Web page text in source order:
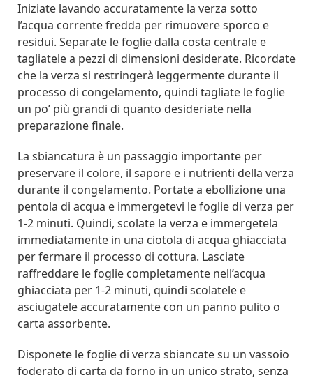
Iniziate lavando accuratamente la verza sotto
l’acqua corrente fredda per rimuovere sporco e
residui. Separate le foglie dalla costa centrale e
tagliatele a pezzi di dimensioni desiderate. Ricordate
che la verza si restringerà leggermente durante il
processo di congelamento, quindi tagliate le foglie
un po’ più grandi di quanto desideriate nella
preparazione finale.
La sbiancatura è un passaggio importante per
preservare il colore, il sapore e i nutrienti della verza
durante il congelamento. Portate a ebollizione una
pentola di acqua e immergetevi le foglie di verza per
1-2 minuti. Quindi, scolate la verza e immergetela
immediatamente in una ciotola di acqua ghiacciata
per fermare il processo di cottura. Lasciate
raffreddare le foglie completamente nell’acqua
ghiacciata per 1-2 minuti, quindi scolatele e
asciugatele accuratamente con un panno pulito o
carta assorbente.
Disponete le foglie di verza sbiancate su un vassoio
foderato di carta da forno in un unico strato, senza